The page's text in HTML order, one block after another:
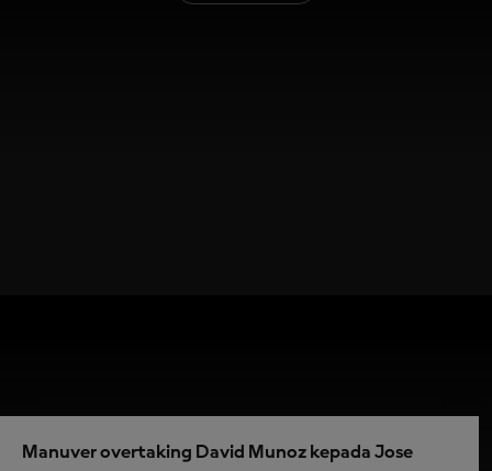
Manuver overtaking David Munoz kepada Jose